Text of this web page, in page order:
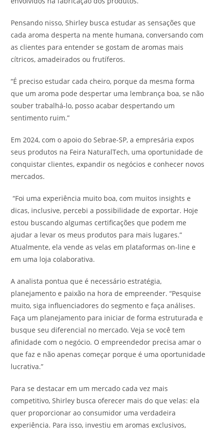
Pensando nisso, Shirley busca estudar as sensações que
cada aroma desperta na mente humana, conversando com
as clientes para entender se gostam de aromas mais
cítricos, amadeirados ou frutíferos.
“É preciso estudar cada cheiro, porque da mesma forma
que um aroma pode despertar uma lembrança boa, se não
souber trabalhá-lo, posso acabar despertando um
sentimento ruim.”
Em 2024, com o apoio do Sebrae-SP, a empresária expos
seus produtos na Feira NaturalTech, uma oportunidade de
conquistar clientes, expandir os negócios e conhecer novos
mercados.
“Foi uma experiência muito boa, com muitos insights e
dicas, inclusive, percebi a possibilidade de exportar. Hoje
estou buscando algumas certificações que podem me
ajudar a levar os meus produtos para mais lugares.”
Atualmente, ela vende as velas em plataformas on-line e
em uma loja colaborativa.
A analista pontua que é necessário estratégia,
planejamento e paixão na hora de empreender. “Pesquise
muito, siga influenciadores do segmento e faça análises.
Faça um planejamento para iniciar de forma estruturada e
busque seu diferencial no mercado. Veja se você tem
afinidade com o negócio. O empreendedor precisa amar o
que faz e não apenas começar porque é uma oportunidade
lucrativa.”
Para se destacar em um mercado cada vez mais
competitivo, Shirley busca oferecer mais do que velas: ela
quer proporcionar ao consumidor uma verdadeira
experiência. Para isso, investiu em aromas exclusivos,